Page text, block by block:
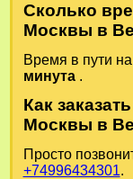
Сколько
Москвы в
Время в пути
минута .
Как
Москвы в
Просто
+74996434301.